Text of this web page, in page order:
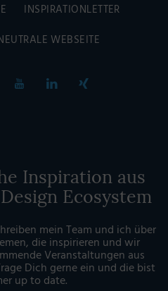
INSPIRATIONLETTER
WEBSEITE
Inspiration aus
Ecosystem
mein Team und ich über
die inspirieren und wir
Veranstaltungen aus
Dich gerne ein und die bist
up to date.